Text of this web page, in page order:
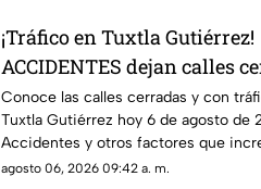
¡Tráfico en Tuxtla Gutiérrez!
ACCIDENTES dejan calles
6 de agosto
Conoce las calles cerradas y con
Tuxtla Gutiérrez hoy 6 de agosto de
Accidentes y otros factores que
congestión vial.
agosto 06, 2026 09:42 a. m.